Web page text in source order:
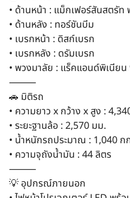
• ด้านหน้า : แม็กเฟอร์สันสตรัท
• ด้านหลัง : ทอร์ชันบีม
• เบรกหน้า : ดิสก์เบรก
• เบรกหลัง : ดรัมเบรก
• พวงมาลัย : แร็คแอนด์พิเนียน
⸻
🚗 มิติรถ
• ความยาว x กว้าง x สูง :
• ระยะฐานล้อ : 2,570 มม.
• น้ำหนักรถประมาณ : 1,040 ก
• ความจุถังน้ำมัน : 44 ลิตร
⸻
💡 อุปกรณ์ภายนอก